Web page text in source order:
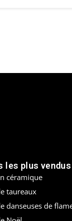
les plus vendus
céramique
taureaux
danseuses de